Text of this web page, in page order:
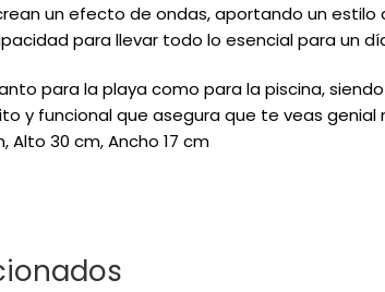
un efecto de ondas, aportando un
para llevar todo lo esencial para un
para la playa como para la piscina,
y funcional que asegura que te veas
Alto 30 cm, Ancho 17 cm